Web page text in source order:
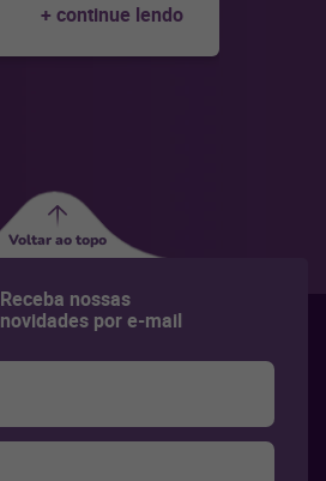
+ continue lendo
Voltar ao topo
Receba nossas
novidades por e-mail